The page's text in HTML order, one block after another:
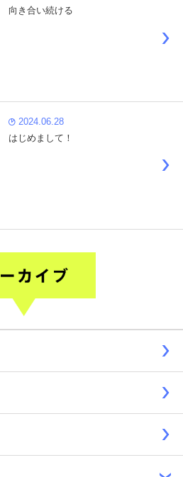
向き合い続ける
2024.06.28
はじめまして！